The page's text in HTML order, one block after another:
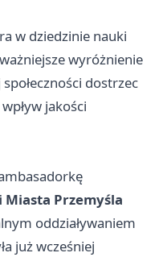
w dziedzinie nauki
wyróżnienie
dostrzec
jakości
Przemyśla
oddziaływaniem
już wcześniej